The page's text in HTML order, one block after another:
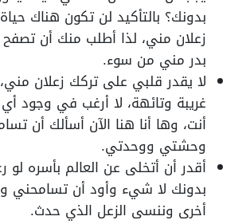
بدونك؟ بالتأكيد لن تكون هناك
زعلان مني، لذا أطلب منك أن
بدر مني من سوء.
لا يقدر قلبي على تركك زعلان
غريبة وتائهة، لا أرغب في
أنت، وها أنا هنا الآن أسألك أن
وحشتي ووحدتي.
أقدر أن أتخلى عن العالم بأسره لو
بدونك لا شيء وأود أن تسامحني
أخرى وننسى الزعل الذي حدث.